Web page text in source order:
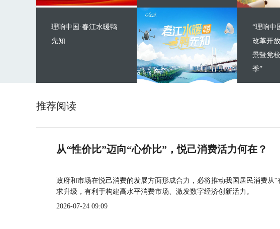
理响中国·春江水暖鸭
先知
“理响中
改革开
景暨党
季”
推荐阅读
从“性价比”迈向“心价比”，悦己消费活力何在？
政府和市场在悦己消费的发展方面形成合力，必将推动我国居民消费从
求升级，有利于构建高水平消费市场、激发数字经济创新活力。
2026-07-24 09:09